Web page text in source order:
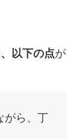
以下の点が
がら、丁